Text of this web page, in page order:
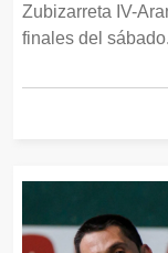
Zubizarreta IV-
finales del sábado.